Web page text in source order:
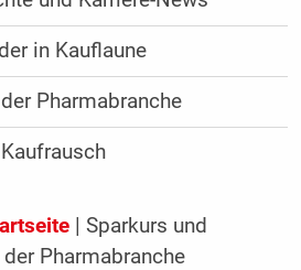
in Kauflaune
Pharmabranche
| Sparkurs und
Pharmabranche